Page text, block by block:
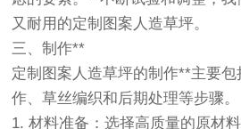
又耐用的定制图案人造草坪。
三、制作**
定制图案人造草坪的制作**主要包
作、草丝编织和后期处理等步骤。
1. 材料准备：选择高质量的原材